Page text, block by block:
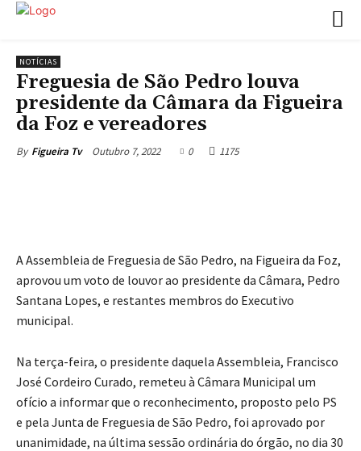
NOTÍCIAS
Freguesia de São Pedro louva
presidente da Câmara da Figueira
da Foz e vereadores
By Figueira Tv Outubro 7, 2022 0 1175
A Assembleia de Freguesia de São Pedro, na Figueira da Foz,
aprovou um voto de louvor ao presidente da Câmara, Pedro
Santana Lopes, e restantes membros do Executivo
municipal.
Na terça-feira, o presidente daquela Assembleia, Francisco
José Cordeiro Curado, remeteu à Câmara Municipal um
ofício a informar que o reconhecimento, proposto pelo PS
e pela Junta de Freguesia de São Pedro, foi aprovado por
unanimidade, na última sessão ordinária do órgão, no dia 30